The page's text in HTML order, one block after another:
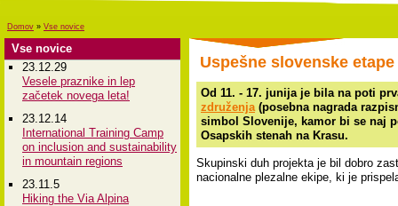
Domov » Vse novice
Vse novice
23.12.29
Vesele praznike in lep
začetek novega leta!
23.12.14
International Training Camp
on inclusion and sustainability
in mountain regions
23.11.5
Hiking the Via Alpina
Uspešne slovenske etape
Od 11. - 17. junija je bila na poti
združenja(posebna nagrada
simbol Slovenije, kamor bi se naj
Osapskih stenah na Krasu.
Skupinski duh projekta je bil dobro
nacionalne plezalne ekipe, ki je